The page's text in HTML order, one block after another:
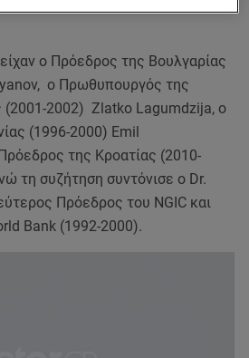
ο Πρόεδρος της Βουλγαρίας
ο Πρωθυπουργός της
(2001-2002) Zlatko Lagumdzija, ο
(1996-2000) Emil
της Κροατίας (2010-
τη συζήτηση συντόνισε ο Dr.
Πρόεδρος του NGIC και
Bank (1992-2000).